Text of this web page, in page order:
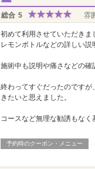
総合 5 雰
初めて利用させていただきま
レモンボトルなどの詳しい説
施術中も説明や痛さなどの確
終わってすぐだったのです
きたいと思えました。
コースなど無理な勧誘もな
予約時のクーポン・メニュー